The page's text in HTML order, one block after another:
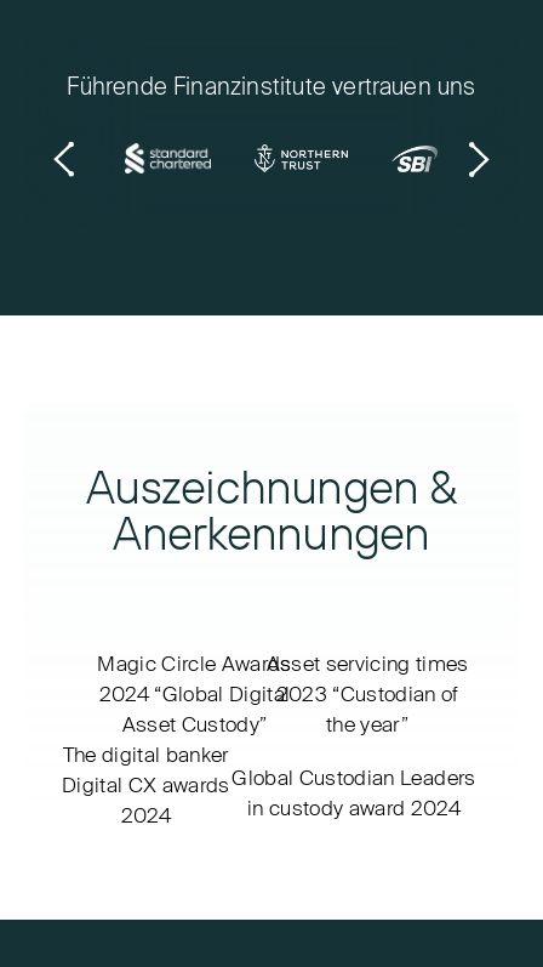
Führende Finanzinstitute vertrauen uns
Auszeichnungen &
Anerkennungen
Magic Circle Awards
2024“Global Digital
Asset Custody”
Asset servicing times
2023 “Custodian of
the year”
The digital banker
Digital CX awards
2024
Global Custodian Leaders
in custody award 2024